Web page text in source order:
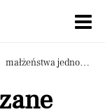
małżeństwa jednopłciowe